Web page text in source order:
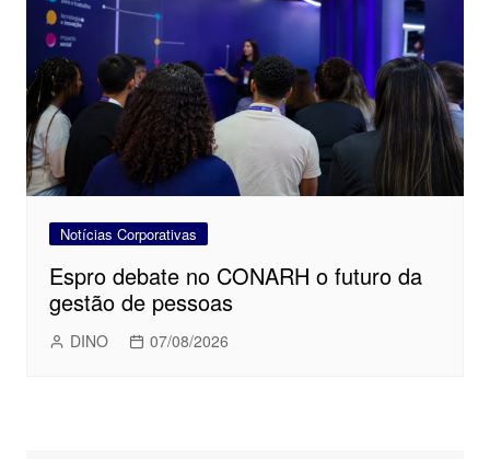
Notícias Corporativas
Espro debate no CONARH o futuro da
gestão de pessoas
DINO 07/08/2026